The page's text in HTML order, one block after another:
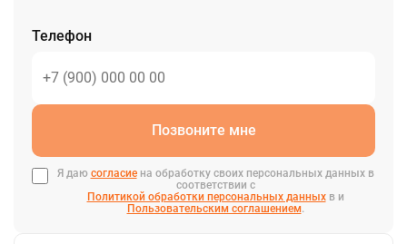
Телефон
Позвоните мне
Я даю согласиена обработку своих персональных данных в
соответствии с
Политикой обработки персональных данныхв и
Пользовательским соглашением.